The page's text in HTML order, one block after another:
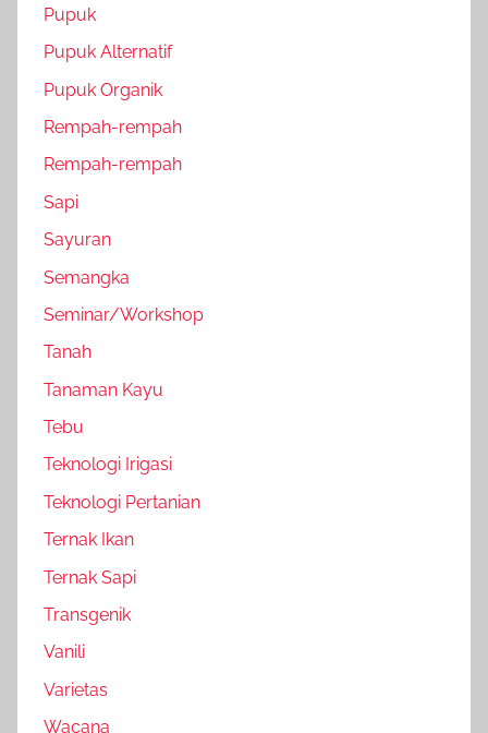
Pupuk
Pupuk Alternatif
Pupuk Organik
Rempah-rempah
Rempah-rempah
Sapi
Sayuran
Semangka
Seminar/Workshop
Tanah
Tanaman Kayu
Tebu
Teknologi Irigasi
Teknologi Pertanian
Ternak Ikan
Ternak Sapi
Transgenik
Vanili
Varietas
Wacana